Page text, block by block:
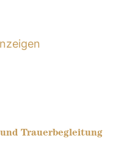
Trauerbegleitung